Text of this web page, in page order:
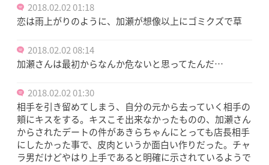
2018.02.02 01:18
恋は雨上がりのように、加瀬が想像以上にゴミクズで草
2018.02.02 08:14
加瀬さんは最初からなんか危ないと思ってたんだ…
2018.02.02 01:30
相手を引き留めてしまう、自分の元から去っていく相手の
頬にキスをする。キスこそ出来なかったものの、加瀬さん
からされたデートの件があきらちゃんにとっても店長相手
にしたかった事で、皮肉というか面白い作りだった。チャ
ラ男だけどやはり上手であると明確に示されているようで